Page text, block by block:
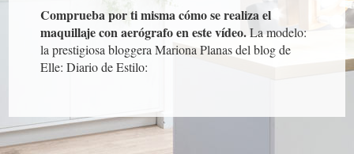
Comprueba por ti misma cómo se realiza el
maquillaje con aerógrafo en este vídeo.La modelo:
la prestigiosa bloggera Mariona Planas del blog de
Elle: Diario de Estilo: